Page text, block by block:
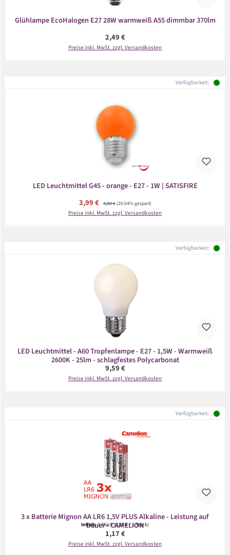
Glühlampe EcoHalogen E27 28W warmweiß A55 dimmbar 370lm
Regulärer Preis:
2,49 €
Preise inkl. MwSt. zzgl. Versandkosten
Verfügbarkeit:
LED Leuchtmittel G45 - orange - E27 - 1W | SATISFIRE
Verkaufspreis:
3,99 € Regulärer Preis:
4,99 €(20.04% gespart)
Preise inkl. MwSt. zzgl. Versandkosten
Verfügbarkeit:
LED Leuchtmittel - A60 Tropfenlampe - E27 - 1,5W - Warmweiß
2600K - 25lm - schlagfestes Polycarbonat
Regulärer Preis:
9,59 €
Preise inkl. MwSt. zzgl. Versandkosten
Verfügbarkeit:
3 x Batterie Mignon AA LR6 1,5V PLUS Alkaline - Leistung auf
Dauer - CAMELION
Inhalt:3 Stück(0,39 € / 1 Stück)
Regulärer Preis:
1,17 €
Preise inkl. MwSt. zzgl. Versandkosten